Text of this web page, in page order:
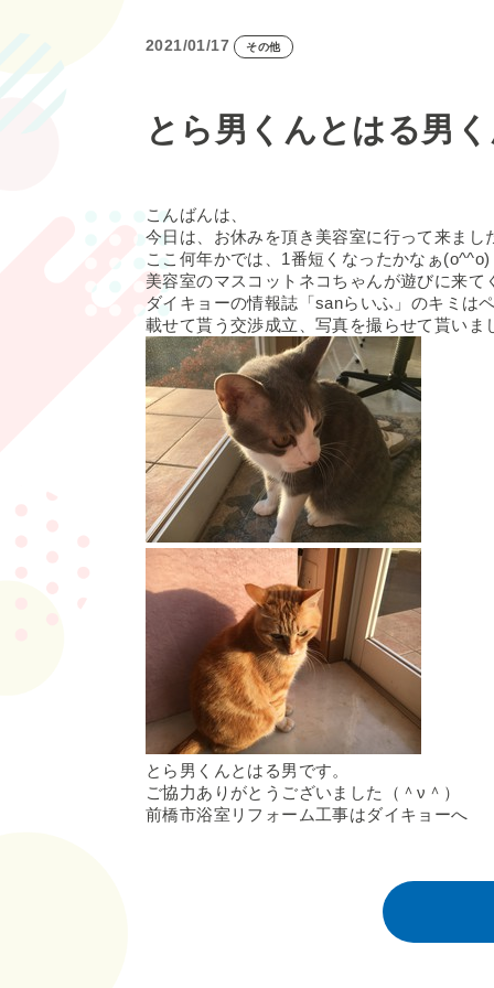
2021/01/17 その他
とら男くんとはる男
こんばんは、
今日は、お休みを頂き美容室に行って来まし
ここ何年かでは、1番短くなったかなぁ(o^^o)
美容室のマスコットネコちゃんが遊びに来て
ダイキョーの情報誌「sanらいふ」のキミは
載せて貰う交渉成立、写真を撮らせて貰いま
とら男くんとはる男です。
ご協力ありがとうございました（＾ν＾）
前橋市浴室リフォーム工事はダイキョーへ